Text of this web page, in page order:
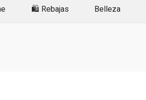
🛍️ Rebajas Belleza